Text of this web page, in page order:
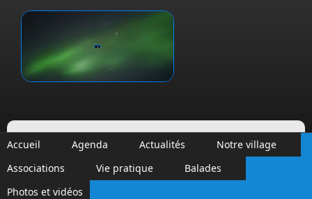
Vinalmont
Accueil Agenda Actualités
Notre village
Associations
Vie pratique
Balades
Photos et vidéos